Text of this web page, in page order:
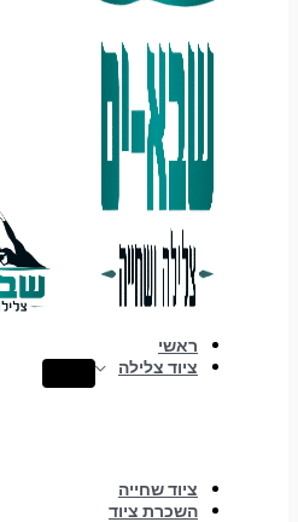
ראשי
ציוד צלילה
ציוד שחייה
השכרת ציוד